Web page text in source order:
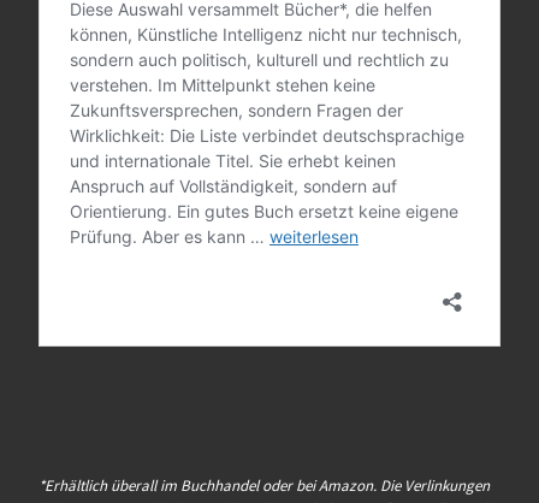
*Erhältlich überall im Buchhandel oder bei Amazon. Die Verlinkungen